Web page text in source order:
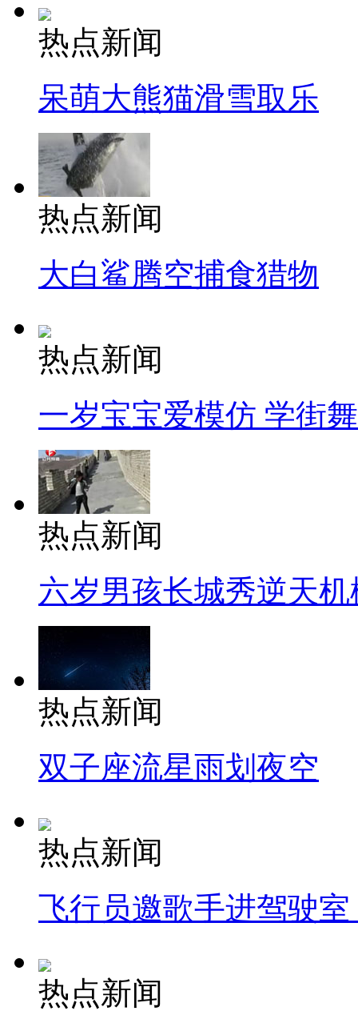
热点新闻
呆萌大熊猫滑雪取乐
热点新闻
大白鲨腾空捕食猎物
热点新闻
一岁宝宝爱模仿 学街
热点新闻
六岁男孩长城秀逆天机
热点新闻
双子座流星雨划夜空
热点新闻
飞行员邀歌手进驾驶
热点新闻